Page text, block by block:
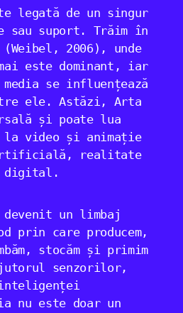
legată de un singur
sau suport. Trăim în
(Weibel, 2006), unde
este dominant, iar
se influențează
ele. Astăzi, Arta
și poate lua
la video și animație
realitate
digital.
un limbaj
prin care producem,
stocăm și primim
senzorilor,
nu este doar un